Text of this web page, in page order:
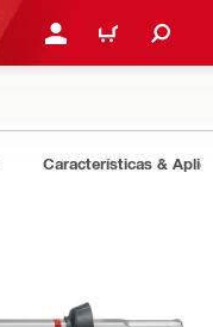
INICIE SESIÓN O
CARRITO
Características &